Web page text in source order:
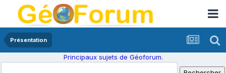
Présentation
Principaux sujets de Géoforum.